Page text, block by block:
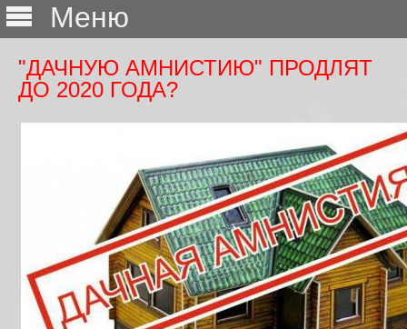
Меню
"ДАЧНУЮ АМНИСТИЮ" ПРОДЛЯТ
ДО 2020 ГОДА?